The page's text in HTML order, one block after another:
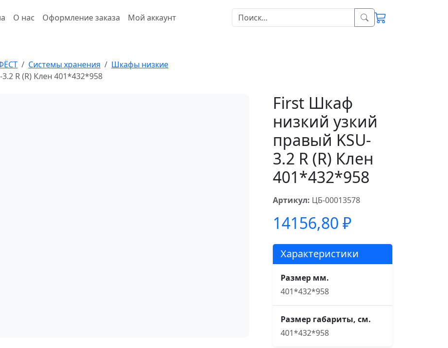
О нас Оформление заказа Мой аккаунт
Системы хранения
Шкафы низкие
R (R) Клен 401*432*958
First Шкаф
низкий узкий
правый KSU-
3.2 R (R) Клен
401*432*958
Артикул: ЦБ-00013578
14156,80 ₽
Характеристики
Размер мм.
401*432*958
Размер габариты, см.
401*432*958